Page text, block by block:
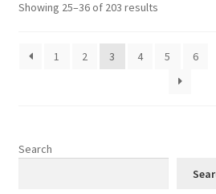
Showing 25–36 of 203 resultsSorted
low
1 2 3 4 5 6
Search